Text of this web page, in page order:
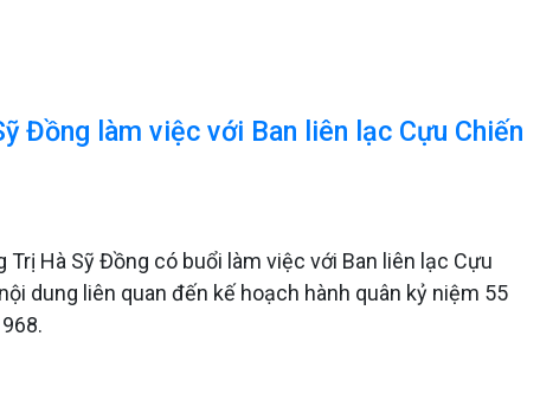
Đồng làm việc với Ban liên lạc Cựu Chiến
Hà Sỹ Đồng có buổi làm việc với Ban liên lạc Cựu
dung liên quan đến kế hoạch hành quân kỷ niệm 55